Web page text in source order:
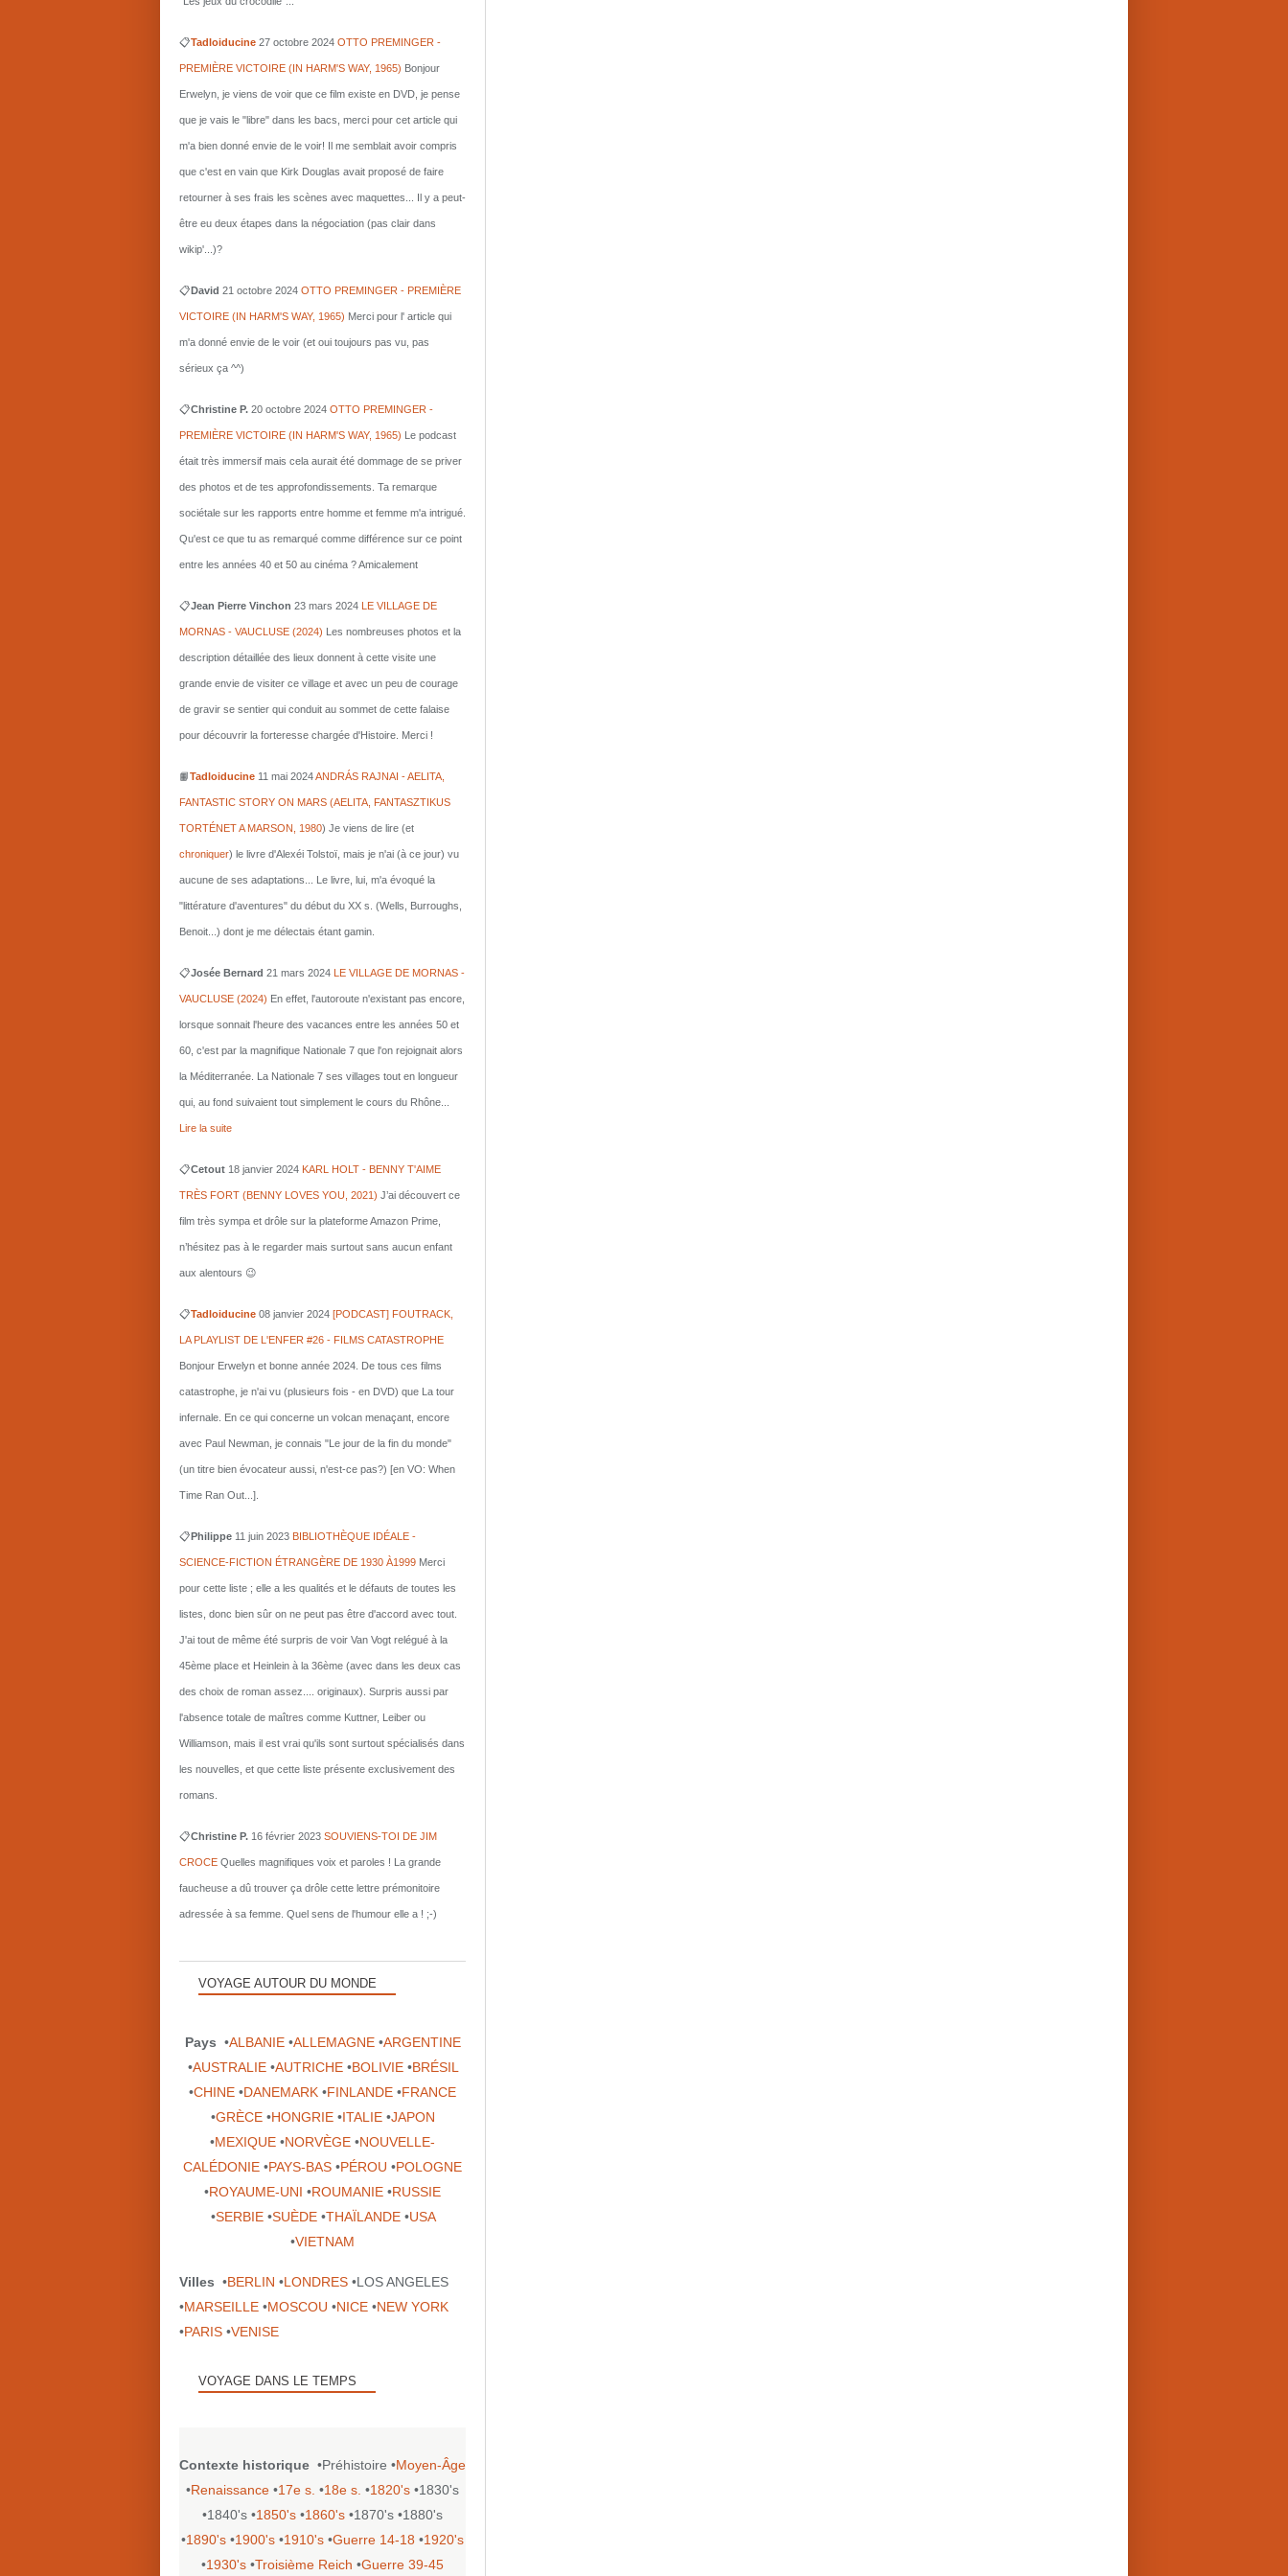
📋Tadloiducine 27 octobre 2024 OTTO PREMINGER -
PREMIÈRE VICTOIRE (IN HARM'S WAY, 1965) Bonjour
Erwelyn, je viens de voir que ce film existe en DVD, je pense
que je vais le "libre" dans les bacs, merci pour cet article qui
m'a bien donné envie de le voir! Il me semblait avoir compris
que c'est en vain que Kirk Douglas avait proposé de faire
retourner à ses frais les scènes avec maquettes... Il y a peut-
être eu deux étapes dans la négociation (pas clair dans
wikip'...)?
📋David 21 octobre 2024 OTTO PREMINGER - PREMIÈRE
VICTOIRE (IN HARM'S WAY, 1965) Merci pour l' article qui
m'a donné envie de le voir (et oui toujours pas vu, pas
sérieux ça ^^)
📋Christine P. 20 octobre 2024 OTTO PREMINGER -
PREMIÈRE VICTOIRE (IN HARM'S WAY, 1965) Le podcast
était très immersif mais cela aurait été dommage de se priver
des photos et de tes approfondissements. Ta remarque
sociétale sur les rapports entre homme et femme m'a intrigué.
Qu'est ce que tu as remarqué comme différence sur ce point
entre les années 40 et 50 au cinéma ? Amicalement
📋Jean Pierre Vinchon 23 mars 2024 LE VILLAGE DE
MORNAS - VAUCLUSE (2024) Les nombreuses photos et la
description détaillée des lieux donnent à cette visite une
grande envie de visiter ce village et avec un peu de courage
de gravir se sentier qui conduit au sommet de cette falaise
pour découvrir la forteresse chargée d'Histoire. Merci !
📙Tadloiducine 11 mai 2024ANDRÁS RAJNAI - AELITA,
FANTASTIC STORY ON MARS (AELITA, FANTASZTIKUS
TORTÉNET A MARSON, 1980) Je viens de lire (et
chroniquer) le livre d'Alexéi Tolstoï, mais je n'ai (à ce jour) vu
aucune de ses adaptations... Le livre, lui, m'a évoqué la
"littérature d'aventures" du début du XX s. (Wells, Burroughs,
Benoit...) dont je me délectais étant gamin.
📋Josée Bernard 21 mars 2024 LE VILLAGE DE MORNAS -
VAUCLUSE (2024) En effet, l'autoroute n'existant pas encore,
lorsque sonnait l'heure des vacances entre les années 50 et
60, c'est par la magnifique Nationale 7 que l'on rejoignait alors
la Méditerranée. La Nationale 7 ses villages tout en longueur
qui, au fond suivaient tout simplement le cours du Rhône...
Lire la suite
📋Cetout 18 janvier 2024 KARL HOLT - BENNY T'AIME
TRÈS FORT (BENNY LOVES YOU, 2021) J’ai découvert ce
film très sympa et drôle sur la plateforme Amazon Prime,
n’hésitez pas à le regarder mais surtout sans aucun enfant
aux alentours 😉
📋Tadloiducine 08 janvier 2024 [PODCAST] FOUTRACK,
LA PLAYLIST DE L'ENFER #26 - FILMS CATASTROPHE
Bonjour Erwelyn et bonne année 2024. De tous ces films
catastrophe, je n'ai vu (plusieurs fois - en DVD) que La tour
infernale. En ce qui concerne un volcan menaçant, encore
avec Paul Newman, je connais "Le jour de la fin du monde"
(un titre bien évocateur aussi, n'est-ce pas?) [en VO: When
Time Ran Out...].
📋Philippe 11 juin 2023 BIBLIOTHÈQUE IDÉALE -
SCIENCE-FICTION ÉTRANGÈRE DE 1930 À1999 Merci
pour cette liste ; elle a les qualités et le défauts de toutes les
listes, donc bien sûr on ne peut pas être d'accord avec tout.
J'ai tout de même été surpris de voir Van Vogt relégué à la
45ème place et Heinlein à la 36ème (avec dans les deux cas
des choix de roman assez.... originaux). Surpris aussi par
l'absence totale de maîtres comme Kuttner, Leiber ou
Williamson, mais il est vrai qu'ils sont surtout spécialisés dans
les nouvelles, et que cette liste présente exclusivement des
romans.
📋Christine P. 16 février 2023 SOUVIENS-TOI DE JIM
CROCE Quelles magnifiques voix et paroles ! La grande
faucheuse a dû trouver ça drôle cette lettre prémonitoire
adressée à sa femme. Quel sens de l'humour elle a ! ;-)
VOYAGE AUTOUR DU MONDE
Pays •ALBANIE•ALLEMAGNE•ARGENTINE
•AUSTRALIE•AUTRICHE•BOLIVIE•BRÉSIL
•CHINE •DANEMARK •FINLANDE •FRANCE
•GRÈCE•HONGRIE•ITALIE•JAPON
•MEXIQUE •NORVÈGE •NOUVELLE-
CALÉDONIE •PAYS-BAS •PÉROU •POLOGNE
•ROYAUME-UNI •ROUMANIE •RUSSIE
•SERBIE•SUÈDE•THAÏLANDE•USA
•VIETNAM
Villes •BERLIN •LONDRES •LOS ANGELES
•MARSEILLE •MOSCOU •NICE •NEW YORK
•PARIS •VENISE
VOYAGE DANS LE TEMPS
Contexte historique •Préhistoire •Moyen-Âge
•Renaissance •17e s. •18e s. •1820's •1830's
•1840's •1850's •1860's •1870's •1880's
•1890's •1900's •1910's •Guerre 14-18 •1920's
•1930's •Troisième Reich •Guerre 39-45